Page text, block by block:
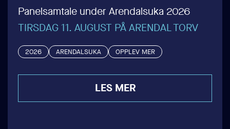
Panelsamtale under Arendalsuka 2026
TIRSDAG 11. AUGUST PÅ ARENDAL TORV
2026 ARENDALSUKA OPPLEV MER
LES MER